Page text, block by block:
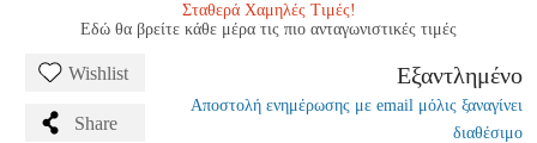
Σταθερά Χαμηλές Τιμές!
Εδώ θα βρείτε κάθε μέρα τις πιο ανταγωνιστικές τιμές
Wishlist
Share
Εξαντλημένο
Αποστολή ενημέρωσης με email μόλις ξαναγίνει
διαθέσιμο